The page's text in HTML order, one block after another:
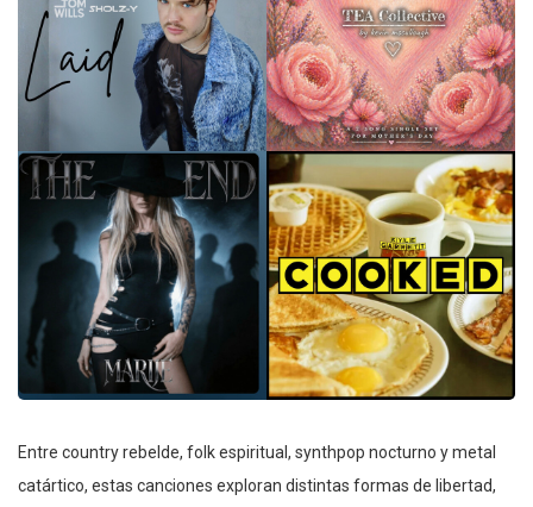
Entre country rebelde, folk espiritual, synthpop nocturno y metal
catártico, estas canciones exploran distintas formas de libertad,